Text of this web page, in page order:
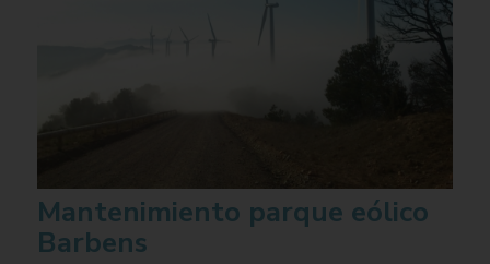
Mantenimiento parque eólico
Barbens